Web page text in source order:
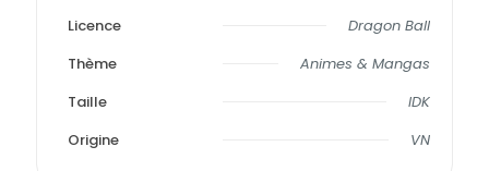
Licence
Dragon Ball
Thème
Animes & Mangas
Taille
IDK
Origine
VN